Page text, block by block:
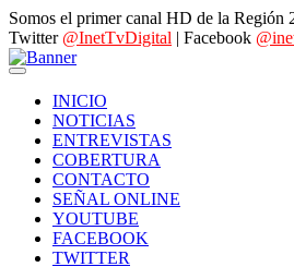
Somos el primer canal HD de la Región
Twitter @InetTvDigital | Facebook
INICIO
NOTICIAS
ENTREVISTAS
COBERTURA
CONTACTO
SEÑAL ONLINE
YOUTUBE
FACEBOOK
TWITTER